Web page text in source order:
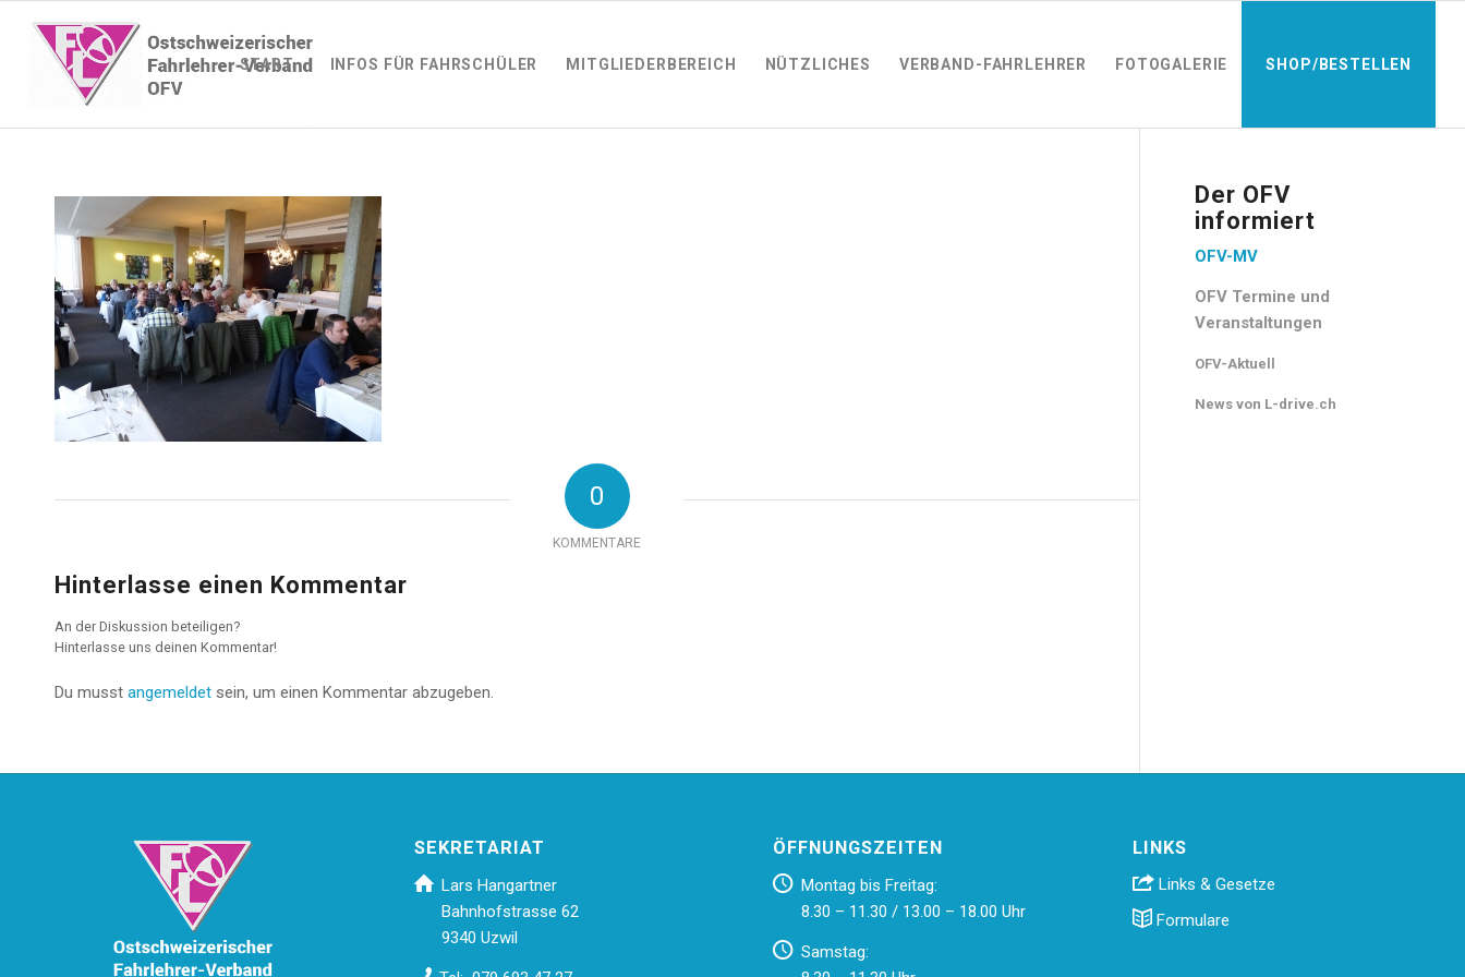
START INFOS FÜR FAHRSCHÜLER MITGLIEDERBEREICH NÜTZLICHES VERBAND-FAHRLEHRER FOTOGALERIE SHOP/BESTELLEN
0
KOMMENTARE
Hinterlasse einen Kommentar
An der Diskussion beteiligen?
Hinterlasse uns deinen Kommentar!
Du musst angemeldet sein, um einen Kommentar abzugeben.
Der OFV
informiert
OFV-MV
OFV Termine und
Veranstaltungen
OFV-Aktuell
News von L-drive.ch
SEKRETARIAT
Lars Hangartner
Bahnhofstrasse 62
9340 Uzwil
ÖFFNUNGSZEITEN
Montag bis Freitag:
8.30 – 11.30 / 13.00 – 18.00 Uhr
Samstag:
LINKS
Links & Gesetze
Formulare